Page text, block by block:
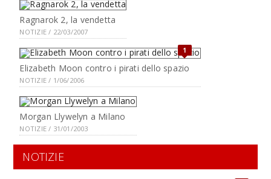
Ragnarok 2, la vendetta
NOTIZIE / 22/03/2007
1
Elizabeth Moon contro i pirati dello spazio
NOTIZIE / 1/06/2006
Morgan Llywelyn a Milano
NOTIZIE / 31/01/2003
NOTIZIE